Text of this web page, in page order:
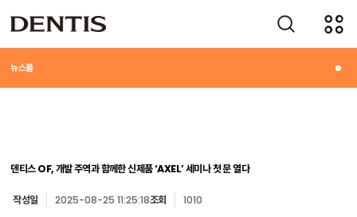
뉴스룸
덴티스 OF, 개발 주역과 함께한 신제품 ‘AXEL’ 세미나 첫 문 열다
작성일 2025-08-25 11:25:18조회 1010